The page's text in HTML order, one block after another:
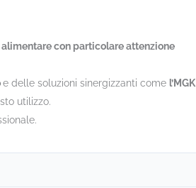
con particolare attenzione
e delle soluzioni sinergizzanti come l’MGK
utilizzo.